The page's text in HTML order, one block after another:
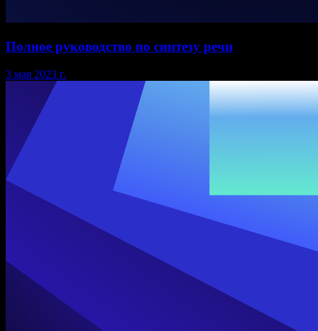
Полное руководство по синтезу речи
3 мая 2023 г.